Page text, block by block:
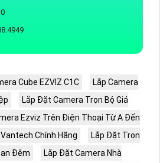
Cube EZVIZ C1C
Lắp Camera
Lắp Đặt Camera Trọn Bộ Giá
Ezviz Trên Điện Thoại Từ A Đến
Chính Hãng
Lắp Đặt Trọn
Đêm
Lắp Đặt Camera Nhà